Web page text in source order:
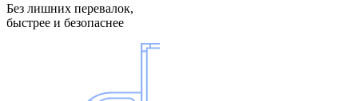
Без лишних перевалок,
быстрее и безопаснее